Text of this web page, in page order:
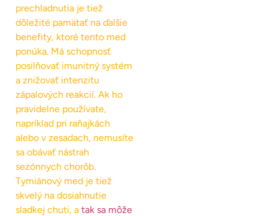
prechladnutia je tiež
dôležité pamätať na ďalšie
benefity, ktoré tento med
ponúka. Má schopnosť
posilňovať imunitný systém
a znižovať intenzitu
zápalových reakcií. Ak ho
pravidelne používate,
napríklad pri raňajkách
alebo v zesadach, nemusíte
sa obávať nástrah
sezónnych chorôb.
Tymiánový med je tiež
skvelý na dosiahnutie
sladkej chuti, a tak sa môže